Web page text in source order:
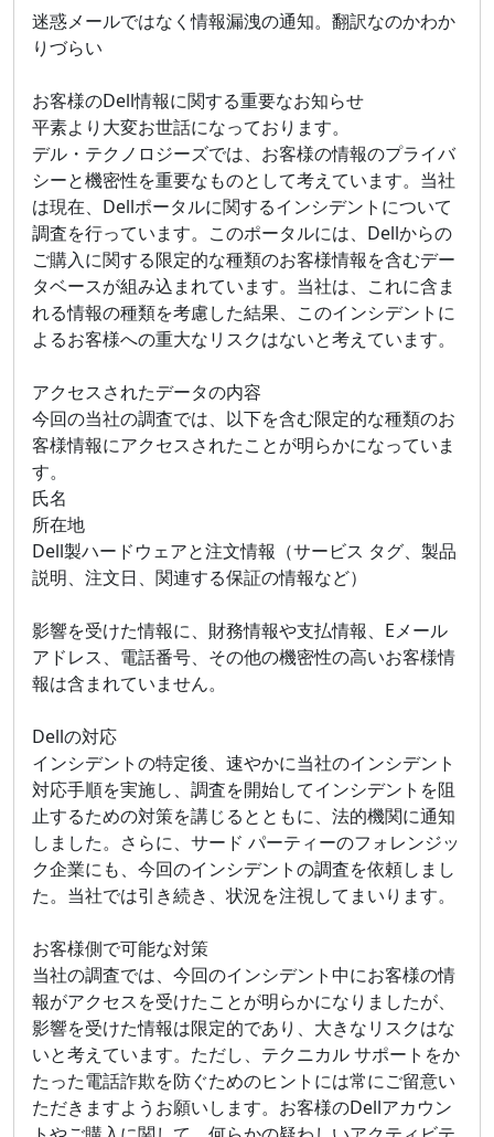
迷惑メールではなく情報漏洩の通知。翻訳なのかわか
りづらい
お客様のDell情報に関する重要なお知らせ
平素より大変お世話になっております。
デル・テクノロジーズでは、お客様の情報のプライバ
シーと機密性を重要なものとして考えています。当社
は現在、Dellポータルに関するインシデントについて
調査を行っています。このポータルには、Dellからの
ご購入に関する限定的な種類のお客様情報を含むデー
タベースが組み込まれています。当社は、これに含ま
れる情報の種類を考慮した結果、このインシデントに
よるお客様への重大なリスクはないと考えています。
アクセスされたデータの内容
今回の当社の調査では、以下を含む限定的な種類のお
客様情報にアクセスされたことが明らかになっていま
す。
氏名
所在地
Dell製ハードウェアと注文情報（サービス タグ、製品
説明、注文日、関連する保証の情報など）
影響を受けた情報に、財務情報や支払情報、Eメール
アドレス、電話番号、その他の機密性の高いお客様情
報は含まれていません。
Dellの対応
インシデントの特定後、速やかに当社のインシデント
対応手順を実施し、調査を開始してインシデントを阻
止するための対策を講じるとともに、法的機関に通知
しました。さらに、サード パーティーのフォレンジッ
ク企業にも、今回のインシデントの調査を依頼しまし
た。当社では引き続き、状況を注視してまいります。
お客様側で可能な対策
当社の調査では、今回のインシデント中にお客様の情
報がアクセスを受けたことが明らかになりましたが、
影響を受けた情報は限定的であり、大きなリスクはな
いと考えています。ただし、テクニカル サポートをか
たった電話詐欺を防ぐためのヒントには常にご留意い
ただきますようお願いします。お客様のDellアカウン